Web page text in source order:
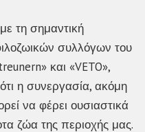
τη σημαντική
συλλόγων του
και «VETO»,
η συνεργασία, ακόμη
να φέρει ουσιαστικά
ζώα της περιοχής μας.